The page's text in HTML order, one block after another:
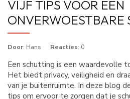
VIJF TIPS VOOR EEN
ONVERWOESTBARE
Door: Hans Reacties: 0
Een schutting is een waardevolle
Het biedt privacy, veiligheid en
van je buitenruimte. In deze blog
tips om ervoor te zorgen dat je